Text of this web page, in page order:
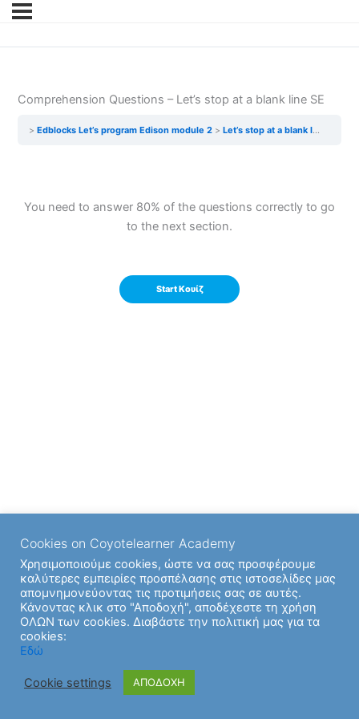
Comprehension Questions – Let’s stop at a blank line SE
Edblocks Let’s program Edison module 2 Let’s stop at a blank line SE
You need to answer 80% of the questions correctly to go
to the next section.
Cookies on Coyotelearner Academy
Χρησιμοποιούμε cookies, ώστε να σας προσφέρουμε
καλύτερες εμπειρίες προσπέλασης στις ιστοσελίδες μας
απομνημονεύοντας τις προτιμήσεις σας σε αυτές.
Κάνοντας κλικ στο "Αποδοχή", αποδέχεστε τη χρήση
ΟΛΩΝ των cookies. Διαβάστε την πολιτική μας για τα
cookies:
Εδώ
Cookie settings ΑΠΟΔΟΧΗ